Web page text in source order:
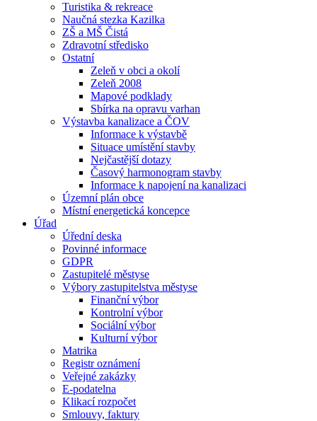
Turistika & rekreace
Naučná stezka Kazilka
ZŠ a MŠ Čistá
Zdravotní středisko
Ostatní
Zeleň v obci a okolí
Zeleň 2008
Mapové podklady
Sbírka na opravu varhan
Výstavba kanalizace a ČOV
Informace k výstavbě
Situace umístění stavby
Nejčastější dotazy
Časový harmonogram stavby
Informace k napojení na kanalizaci
Územní plán obce
Místní energetická koncepce
Úřad
Úřední deska
Povinné informace
GDPR
Zastupitelé městyse
Výbory zastupitelstva městyse
Finanční výbor
Kontrolní výbor
Sociální výbor
Kulturní výbor
Matrika
Registr oznámení
Veřejné zakázky
E-podatelna
Klikací rozpočet
Smlouvy, faktury